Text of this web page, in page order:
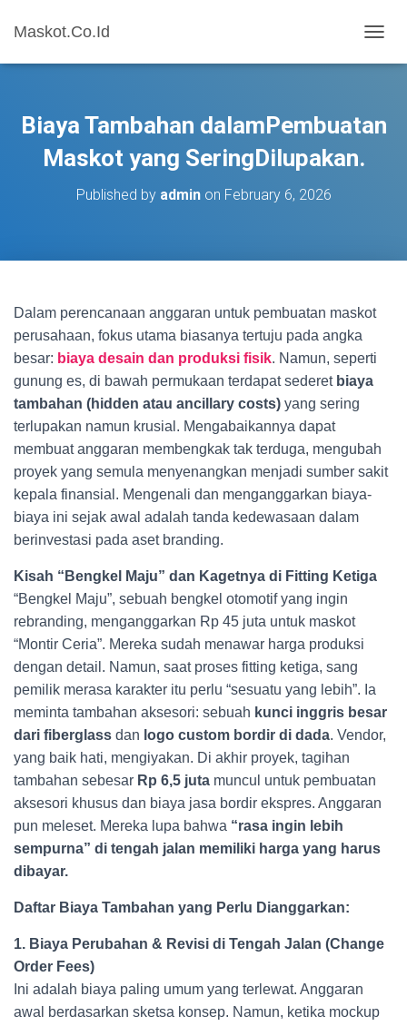
Maskot.Co.Id
O
E
Biaya Tambahan dalamPembuatan
Maskot yang SeringDilupakan.
Published by adminon February 6, 2026
Dalam perencanaan anggaran untuk pembuatan maskot
perusahaan, fokus utama biasanya tertuju pada angka
besar: biaya desain dan produksi fisik. Namun, seperti
gunung es, di bawah permukaan terdapat sederet biaya
tambahan (hidden atau ancillary costs) yang sering
terlupakan namun krusial. Mengabaikannya dapat
membuat anggaran membengkak tak terduga, mengubah
proyek yang semula menyenangkan menjadi sumber sakit
kepala finansial. Mengenali dan menganggarkan biaya-
biaya ini sejak awal adalah tanda kedewasaan dalam
berinvestasi pada aset branding.
Kisah “Bengkel Maju” dan Kagetnya di Fitting Ketiga
“Bengkel Maju”, sebuah bengkel otomotif yang ingin
rebranding, menganggarkan Rp 45 juta untuk maskot
“Montir Ceria”. Mereka sudah menawar harga produksi
dengan detail. Namun, saat proses fitting ketiga, sang
pemilik merasa karakter itu perlu “sesuatu yang lebih”. Ia
meminta tambahan aksesori: sebuah kunci inggris besar
dari fiberglass dan logo custom bordir di dada. Vendor,
yang baik hati, mengiyakan. Di akhir proyek, tagihan
tambahan sebesar Rp 6,5 juta muncul untuk pembuatan
aksesori khusus dan biaya jasa bordir ekspres. Anggaran
pun meleset. Mereka lupa bahwa “rasa ingin lebih
sempurna” di tengah jalan memiliki harga yang harus
dibayar.
Daftar Biaya Tambahan yang Perlu Dianggarkan:
1. Biaya Perubahan & Revisi di Tengah Jalan (Change
Order Fees)
Ini adalah biaya paling umum yang terlewat. Anggaran
awal berdasarkan sketsa konsep. Namun, ketika mockup